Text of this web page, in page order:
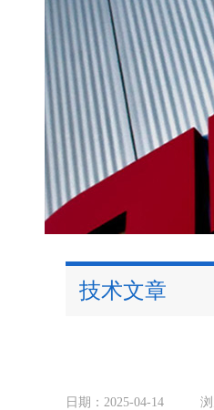
技术文章
日期：2025-04-14